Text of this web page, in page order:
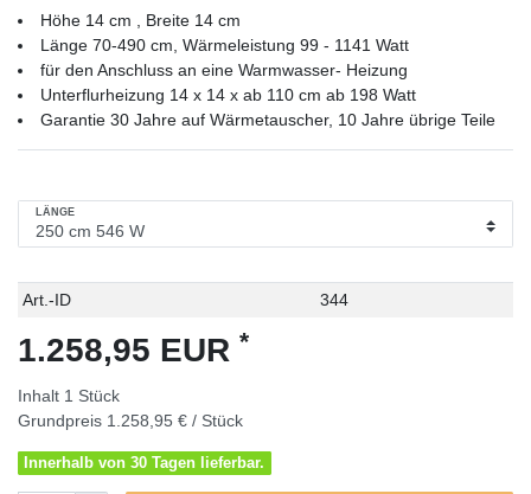
Höhe 14 cm , Breite 14 cm
Länge 70-490 cm, Wärmeleistung 99 - 1141 Watt
für den Anschluss an eine Warmwasser- Heizung
Unterflurheizung 14 x 14 x ab 110 cm ab 198 Watt
Garantie 30 Jahre auf Wärmetauscher, 10 Jahre übrige Teile
LÄNGE
Technisches
Wert
Art.-ID 344
1.258,95 EUR *
Inhalt 1 Stück
Grundpreis 1.258,95 € / Stück
Innerhalb von 30 Tagen lieferbar.